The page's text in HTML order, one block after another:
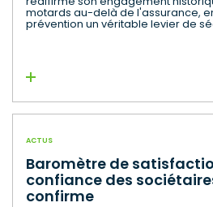
motards au-delà de l'assurance,
prévention un véritable levier de
Lire la suite
ACTUS
Baromètre de
confiance des
confirme